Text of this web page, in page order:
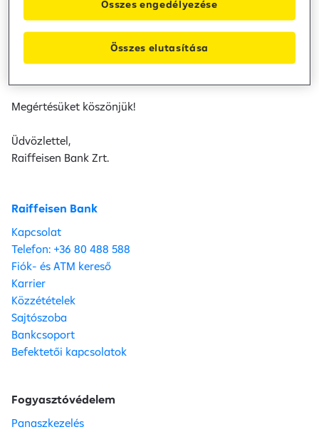
- Raiffeisen Business portál
A rendszerfejlesztés időtartamára a vonatkozó
Megértésüket köszönjük!
Üdvözlettel,
Raiffeisen Bank Zrt.
Raiffeisen Bank
Kapcsolat
Telefon: +36 80 488 588
Fiók- és ATM kereső
Karrier
Közzétételek
Sajtószoba
Bankcsoport
Befektetői kapcsolatok
Fogyasztóvédelem
Panaszkezelés
Összes elutasítása
Összes engedélyezése